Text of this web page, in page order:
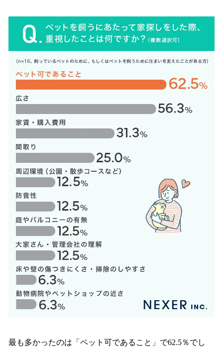
最も多かったのは「ペット可であること」で62.5％でし